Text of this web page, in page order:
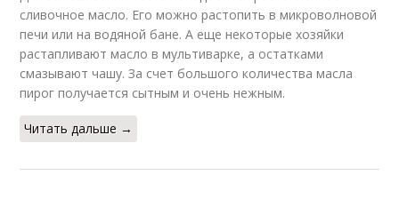
сливочное масло. Его можно растопить в микроволновой
печи или на водяной бане. А еще некоторые хозяйки
растапливают масло в мультиварке, а остатками
смазывают чашу. За счет большого количества масла
пирог получается сытным и очень нежным.
Читать дальше →